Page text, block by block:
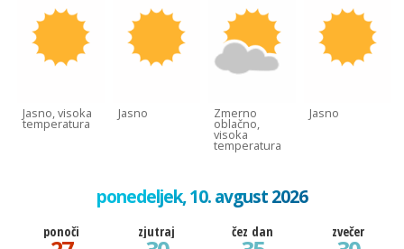
Jasno, visoka
temperatura
Jasno Zmerno
oblačno,
visoka
temperatura
Jasno
ponedeljek, 10. avgust 2026
ponoči zjutraj čez dan zvečer